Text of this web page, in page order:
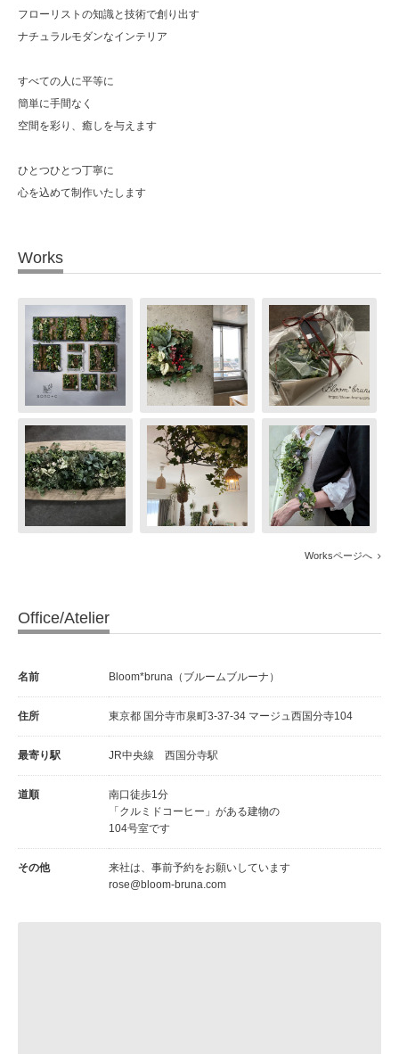
フローリストの知識と技術で創り出す
ナチュラルモダンなインテリア
すべての人に平等に
簡単に手間なく
空間を彩り、癒しを与えます
ひとつひとつ丁寧に
心を込めて制作いたします
Works
Worksページへ
Office/Atelier
名前 Bloom*bruna（ブルームブルーナ）
住所 東京都 国分寺市泉町3-37-34 マージュ西国分寺104
最寄り駅 JR中央線 西国分寺駅
道順
南口徒歩1分
「クルミドコーヒー」がある建物の
104号室です
その他
来社は、事前予約をお願いしています
rose@bloom-bruna.com